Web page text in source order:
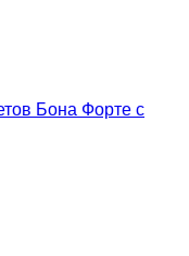
Бона Форте с